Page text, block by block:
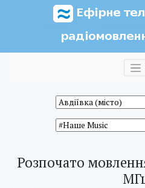
Розпочато